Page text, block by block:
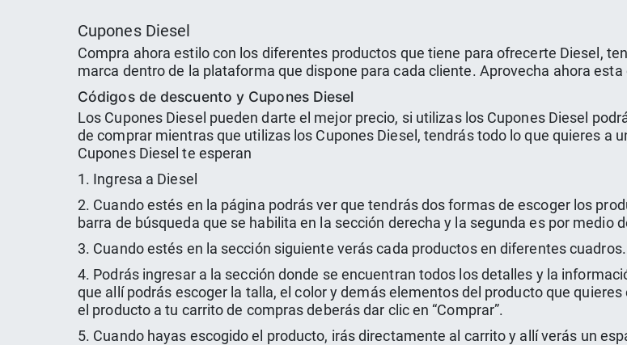
Cupones Diesel
Compra ahora estilo con los diferentes productos que tiene para ofrecerte Diesel,
marca dentro de la plataforma que dispone para cada cliente. Aprovecha ahora
Códigos de descuento y Cupones Diesel
Los Cupones Diesel pueden darte el mejor precio, si utilizas los Cupones Diesel
de comprar mientras que utilizas los Cupones Diesel, tendrás todo lo que quieres a
Cupones Diesel te esperan
1. Ingresa a Diesel
2. Cuando estés en la página podrás ver que tendrás dos formas de escoger los
barra de búsqueda que se habilita en la sección derecha y la segunda es por medio
3. Cuando estés en la sección siguiente verás cada productos en diferentes
4. Podrás ingresar a la sección donde se encuentran todos los detalles y la
que allí podrás escoger la talla, el color y demás elementos del producto que
el producto a tu carrito de compras deberás dar clic en “Comprar”.
5. Cuando hayas escogido el producto, irás directamente al carrito y allí verás un